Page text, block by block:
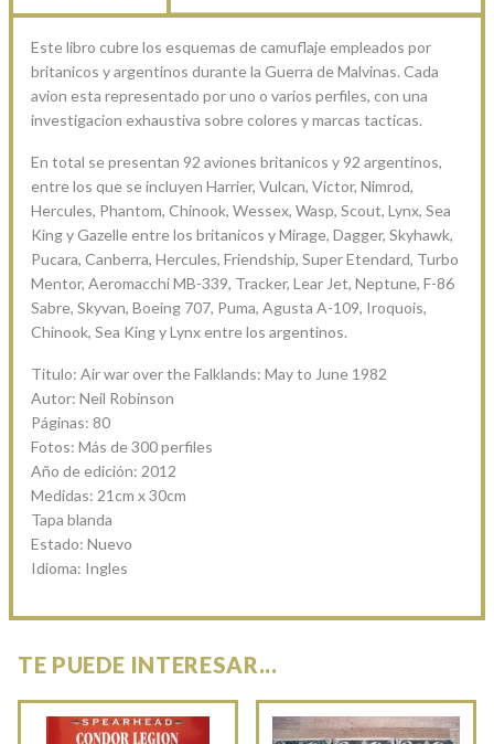
Este libro cubre los esquemas de camuflaje empleados por
britanicos y argentinos durante la Guerra de Malvinas. Cada
avion esta representado por uno o varios perfiles, con una
investigacion exhaustiva sobre colores y marcas tacticas.
En total se presentan 92 aviones britanicos y 92 argentinos,
entre los que se incluyen Harrier, Vulcan, Victor, Nimrod,
Hercules, Phantom, Chinook, Wessex, Wasp, Scout, Lynx, Sea
King y Gazelle entre los britanicos y Mirage, Dagger, Skyhawk,
Pucara, Canberra, Hercules, Friendship, Super Etendard, Turbo
Mentor, Aeromacchi MB-339, Tracker, Lear Jet, Neptune, F-86
Sabre, Skyvan, Boeing 707, Puma, Agusta A-109, Iroquois,
Chinook, Sea King y Lynx entre los argentinos.
Titulo: Air war over the Falklands: May to June 1982
Autor: Neil Robinson
Páginas: 80
Fotos: Más de 300 perfiles
Año de edición: 2012
Medidas: 21cm x 30cm
Tapa blanda
Estado: Nuevo
Idioma: Ingles
TE PUEDE INTERESAR...